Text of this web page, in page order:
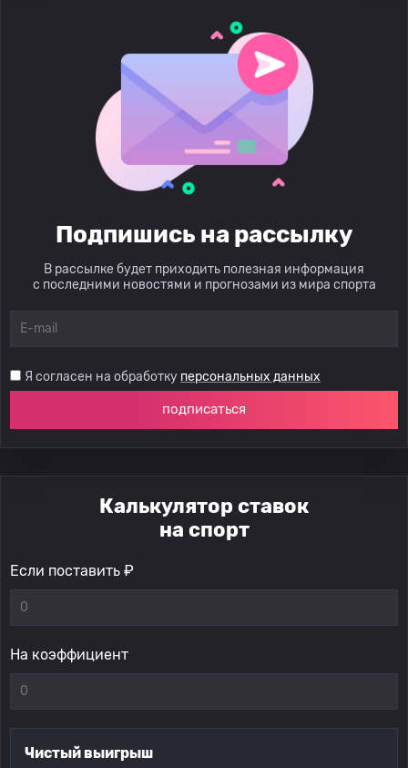
Подпишись на рассылку
В рассылке будет приходить полезная информация
с последними новостями и прогнозами из мира спорта
Я согласен на обработку персональных данных
подписаться
Калькулятор ставок
на спорт
Если поставить ₽
На коэффициент
Чистый выигрыш